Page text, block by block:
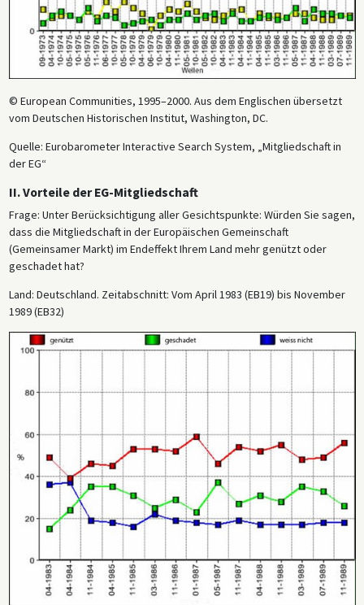
© European Communities, 1995–2000. Aus dem Englischen übersetzt
vom Deutschen Historischen Institut, Washington, DC.
Quelle: Eurobarometer Interactive Search System, „Mitgliedschaft in
der EG“
II. Vorteile der EG-Mitgliedschaft
Frage: Unter Berücksichtigung aller Gesichtspunkte: Würden Sie sagen,
dass die Mitgliedschaft in der Europäischen Gemeinschaft
(Gemeinsamer Markt) im Endeffekt Ihrem Land mehr genützt oder
geschadet hat?
Land: Deutschland. Zeitabschnitt: Vom April 1983 (EB19) bis November
1989 (EB32)